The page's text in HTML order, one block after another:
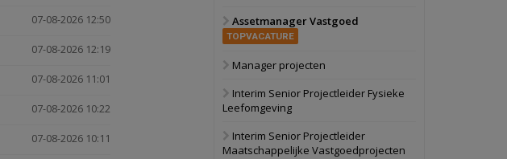
07-08-2026 12:50
07-08-2026 12:19
07-08-2026 11:01
07-08-2026 10:22
07-08-2026 10:11
Oranje
28 september 2026
bedrijventerrein
Bekijk
Schuinesloot
Assetmanager Vastgoed
TOPVACATURE
Manager projecten
Interim Senior Projectleider Fysieke
Leefomgeving
Interim Senior Projectleider
Maatschappelijke Vastgoedprojecten